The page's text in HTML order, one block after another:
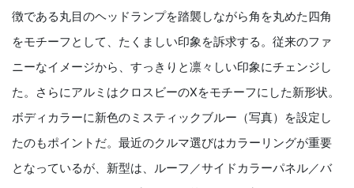
徴である丸目のヘッドランプを踏襲しながら角を丸めた四角
をモチーフとして、たくましい印象を訴求する。従来のファ
ニーなイメージから、すっきりと凛々しい印象にチェンジし
た。さらにアルミはクロスビーのXをモチーフにした新形状。
ボディカラーに新色のミスティックブルー（写真）を設定し
たのもポイントだ。最近のクルマ選びはカラーリングが重要
となっているが、新型は、ルーフ／サイドカラーパネル／バ